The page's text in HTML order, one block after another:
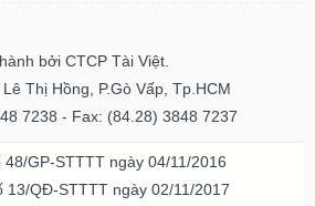
bởi CTCP Tài Việt.
Thị Hồng, P.Gò Vấp, Tp.HCM
7238 - Fax: (84.28) 3848 7237
48/GP-STTTT ngày 04/11/2016
13/QĐ-STTTT ngày 02/11/2017